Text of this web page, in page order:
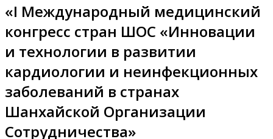
«І Международный медицинский
конгресс стран ШОС «Инновации
и технологии в развитии
кардиологии и неинфекционных
заболеваний в странах
Шанхайской Организации
Сотрудничества»